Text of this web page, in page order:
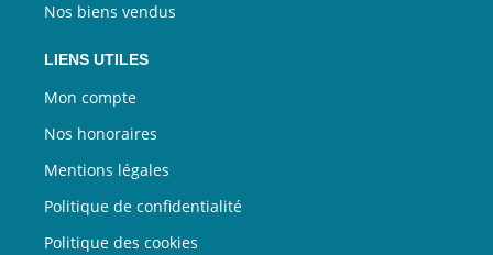
Nos biens vendus
LIENS UTILES
Mon compte
Nos honoraires
Mentions légales
Politique de confidentialité
Politique des cookies